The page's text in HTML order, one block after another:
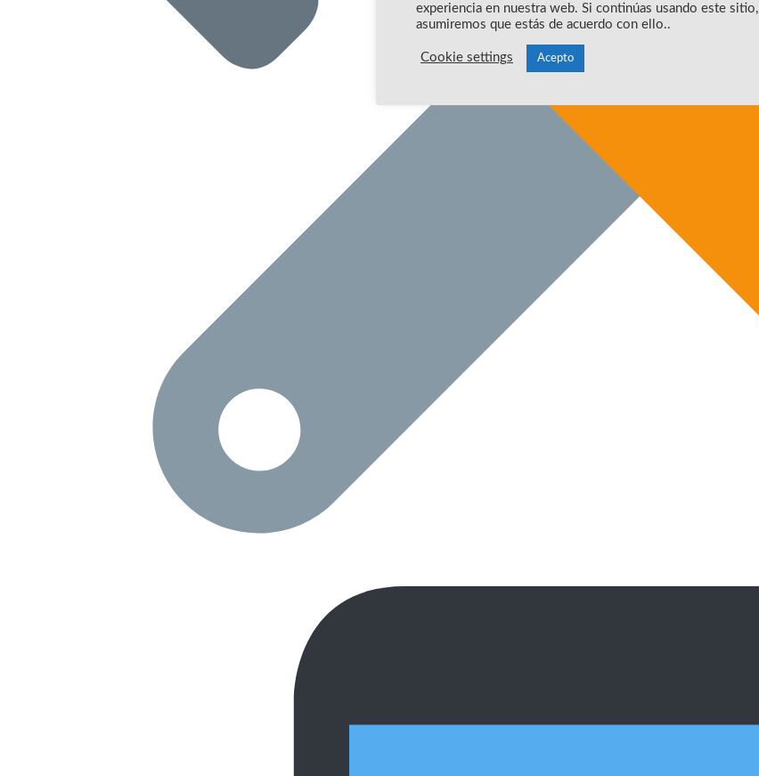
experiencia en nuestra web. Si continúas usando este sitio,
asumiremos que estás de acuerdo con ello..
Cookie settings Acepto